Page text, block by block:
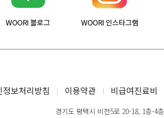
정보처리방침 이용약관 비급여진료비
경기도 평택시 비전5로 20-18, 1층-4층